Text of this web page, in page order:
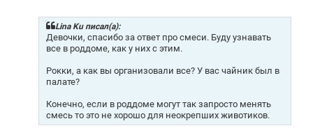
Lina Ku писал(а):
Девочки, спасибо за ответ про смеси. Буду узнавать
все в роддоме, как у них с этим.
Рокки, а как вы организовали все? У вас чайник был в
палате?
Конечно, если в роддоме могут так запросто менять
смесь то это не хорошо для неокрепших животиков.